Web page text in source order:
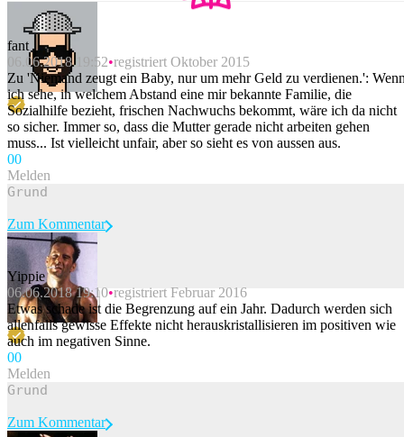
fant
06.06.2018 19:52 registriert Oktober 2015
Zu 'Niemand zeugt ein Baby, nur um mehr Geld zu verdienen.':
ich sehe, in welchem Abstand eine mir bekannte Familie, die
Sozialhilfe bezieht, frischen Nachwuchs bekommt, wäre ich da nicht
so sicher. Immer so, dass die Mutter gerade nicht arbeiten gehen
muss... Ist vielleicht unfair, aber so sieht es von aussen aus.
00
Melden
Beitrag melden
Zum Kommentar
Yippie
06.06.2018 19:10 registriert Februar 2016
Etwas schade ist die Begrenzung auf ein Jahr. Dadurch werden sich
allenfalls gewisse Effekte nicht herauskristallisieren im positiven wie
auch im negativen Sinne.
00
Melden
Zum Kommentar